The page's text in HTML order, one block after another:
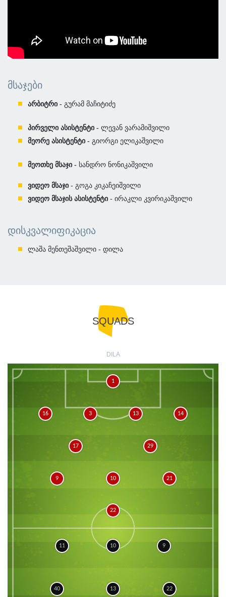
ᲛᲡᲐᲯᲔᲑᲘ
არბიტრი - გურამ მაჩიტიძე
პირველი ასისტენტი - ლევან ვარამიშვილი
მეორე ასისტენტი - გიორგი ელიკაშვილი
მეოთხე მსაჯი - სანდრო ნონიკაშვილი
ვიდეო მსაჯი - გოგა კიკაჩეიშვილი
ვიდეო მსაჯის ასისტენტი - ირაკლი კვირიკაშვილი
ᲓᲘᲡᲙᲕᲐᲚᲘᲤᲘᲙᲐᲪᲘᲐ
ლაშა მენთეშაშვილი - დილა
SQUADS
DILA
1
16 3 13 14
17 29
9 10 21
22
22
13
40
9
10
11